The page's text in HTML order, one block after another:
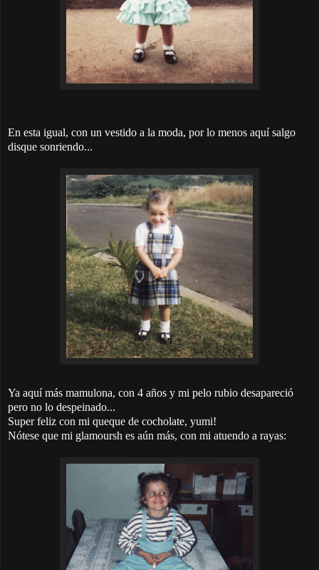
En esta igual, con un vestido a la moda, por lo menos aquí salgo
disque sonriendo...
Ya aquí más mamulona, con 4 años y mi pelo rubio desapareció
pero no lo despeinado...
Super feliz con mi queque de cocholate, yumi!
Nótese que mi glamoursh es aún más, con mi atuendo a rayas: